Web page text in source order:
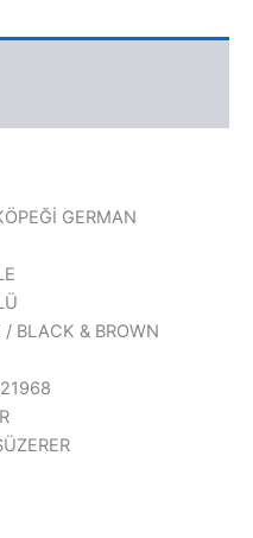
GERMAN
BLACK & BROWN